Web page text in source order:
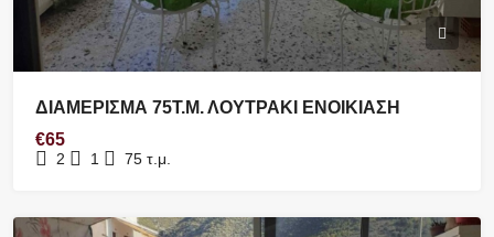
ΔΙΑΜΕΡΙΣΜΑ 75Τ.Μ. ΛΟΥΤΡΑΚΙ ΕΝΟΙΚΙΑΣΗ
€65
2 1 75 τ.μ.